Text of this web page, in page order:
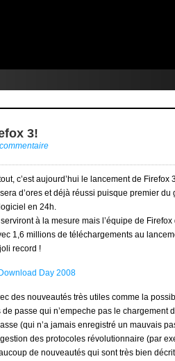
3!
c’est aujourd’hui le lancement de Firefox
d’ores et déjà réussi puisque premier du
en 24h.
à la mesure mais l’équipe de
1,6 millions de téléchargements au
record !
des nouveautés très utiles comme la
passe qui n’empeche pas le chargement
(qui n’a jamais enregistré un mauvais
des protocoles révolutionnaire (par
de nouveautés qui sont très bien